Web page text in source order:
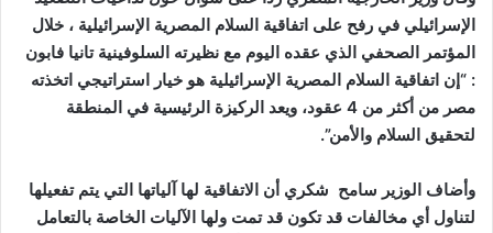
الإسرائيلي في رفح على اتفاقية السلام المصرية الإسرائيلية ، خلال
المؤتمر الصحفي الذي عقده اليوم مع نظيرته السلوفينية تانيا فابون
: “إن اتفاقية السلام المصرية الإسرائيلية هو خيار استراتيجي اتخذته
مصر من أكثر من 4 عقود، ويعد الركيزة الرئيسية في المنطقة
لتحقيق السلام والأمن”.
وأضاف الوزير سامح شكري أن الاتفاقية لها آلياتها التي يتم تفعيلها
لتناول أي مخالفات قد تكون قد تمت ولها الآليات الخاصة بالتعامل